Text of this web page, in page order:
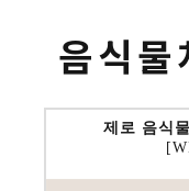
음식
제로 음식